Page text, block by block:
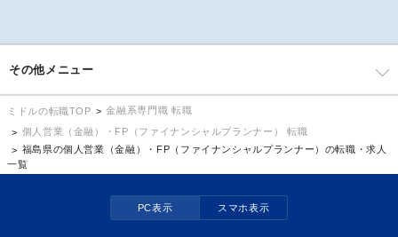
その他メニュー
ミドルの転職TOP
金融系専門職 転職
個人営業（金融）・FP（ファイナンシャルプランナー） 転職
福島県の個人営業（金融）・FP（ファイナンシャルプランナー）の転職・求人
一覧
PC表示 スマホ表示